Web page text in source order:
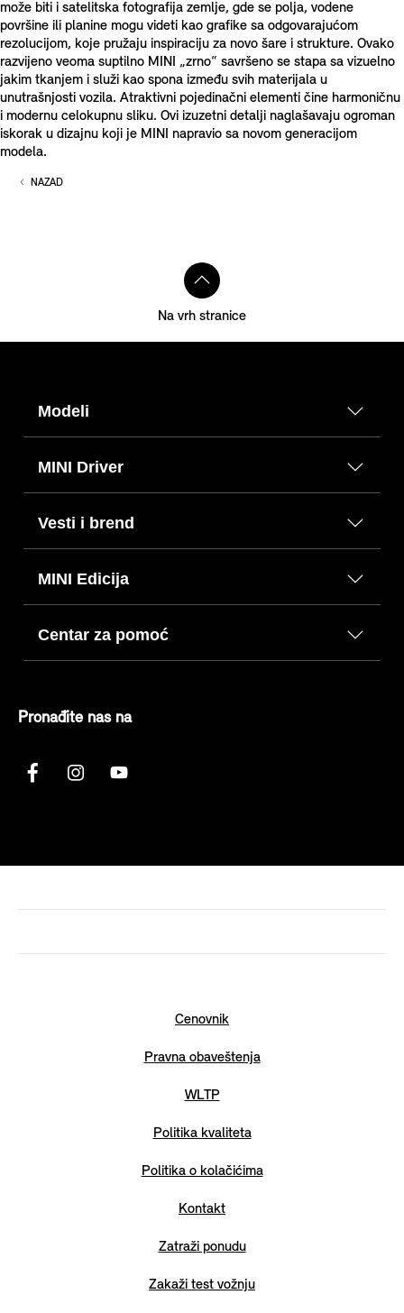
može biti i satelitska fotografija zemlje, gde se polja, vodene
površine ili planine mogu videti kao grafike sa odgovarajućom
rezolucijom, koje pružaju inspiraciju za novo šare i strukture. Ovako
razvijeno veoma suptilno MINI „zrno“ savršeno se stapa sa vizuelno
jakim tkanjem i služi kao spona između svih materijala u
unutrašnjosti vozila. Atraktivni pojedinačni elementi čine harmoničnu
i modernu celokupnu sliku. Ovi izuzetni detalji naglašavaju ogroman
iskorak u dizajnu koji je MINI napravio sa novom generacijom
modela.
NAZAD
Na vrh stranice
Modeli
MINI Driver
Vesti i brend
MINI Edicija
Centar za pomoć
Pronađite nas na
Cenovnik
Pravna obaveštenja
WLTP
Politika kvaliteta
Politika o kolačićima
Kontakt
Zatraži ponudu
Zakaži test vožnju